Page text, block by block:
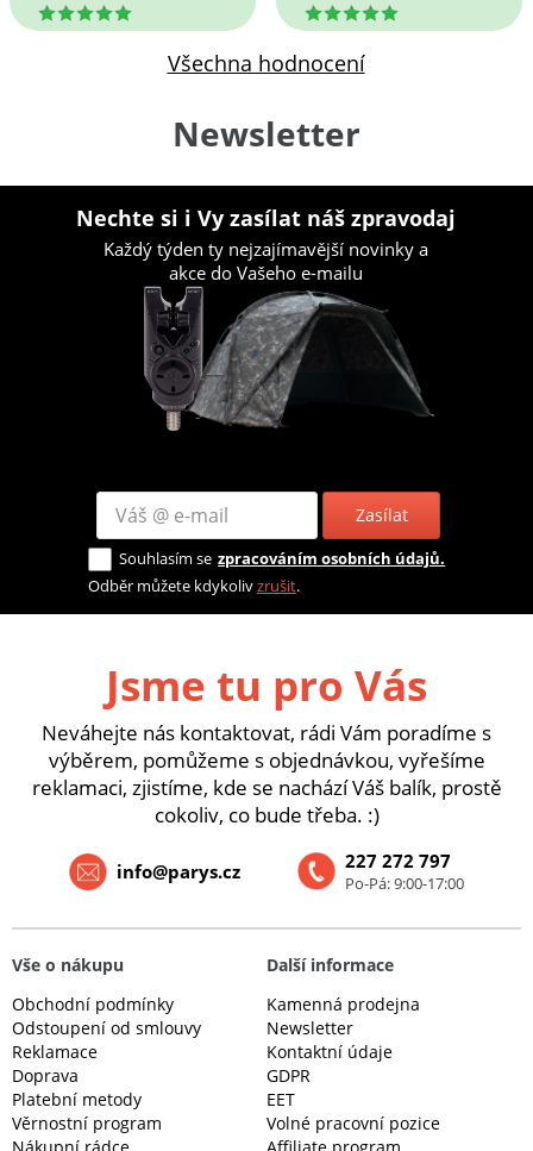
5 5
Všechna hodnocení
Newsletter
Nechte si i Vy zasílat náš zpravodaj
Každý týden ty nejzajímavější novinky a
akce do Vašeho e-mailu
Zasílat
Souhlasím se zpracováním osobních údajů.
Odběr můžete kdykolivzrušit.
Jsme tu pro Vás
Neváhejte nás kontaktovat, rádi Vám poradíme s
výběrem, pomůžeme s objednávkou, vyřešíme
reklamaci, zjistíme, kde se nachází Váš balík, prostě
cokoliv, co bude třeba. :)
227 272 797
Po-Pá: 9:00-17:00
info@parys.cz
Vše o nákupu
Obchodní podmínky
Odstoupení od smlouvy
Reklamace
Doprava
Platební metody
Věrnostní program
Další informace
Kamenná prodejna
Newsletter
Kontaktní údaje
GDPR
EET
Volné pracovní pozice